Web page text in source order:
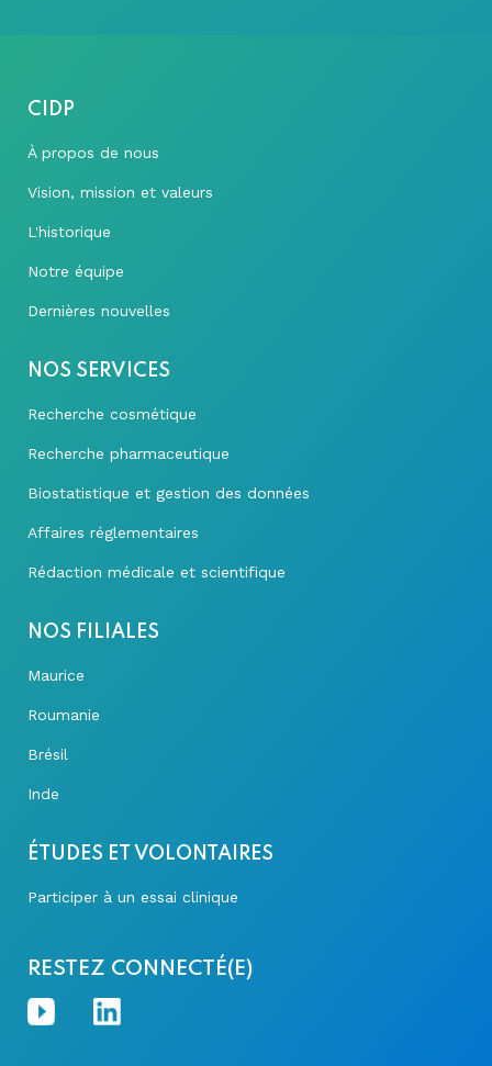
CIDP
À propos de nous
Vision, mission et valeurs
L'historique
Notre équipe
Dernières nouvelles
NOS SERVICES
Recherche cosmétique
Recherche pharmaceutique
Biostatistique et gestion des données
Affaires réglementaires
Rédaction médicale et scientifique
NOS FILIALES
Maurice
Roumanie
Brésil
Inde
ÉTUDES ET VOLONTAIRES
Participer à un essai clinique
RESTEZ CONNECTÉ(E)